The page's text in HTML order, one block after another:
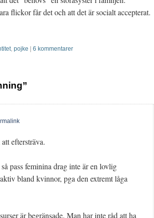
flickor får det och att det är socialt accepterat.
, pojke 6 kommentarer
eftersträva.
pass feminina drag inte är en lovlig
bland kvinnor, pga den extremt låga
är begränsade. Man har inte råd att ha